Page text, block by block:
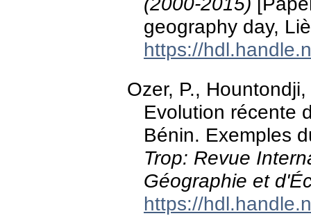
geography day,
https://
Ozer, P.,
Evolution récente
Bénin. Exemples
Trop: Revue
Géographie et
https://